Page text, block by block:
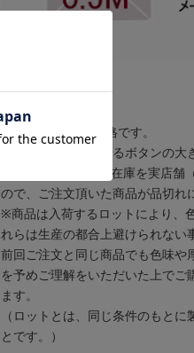
※価格は10cmの価格です。
写真内で使われているボタンの大
※当店、一部商品の在庫を実店
ので、ご注文頂いた商品が品切れ
※商品は入荷するロットにより、
れらは生産の都合上避けられない
前回ご注文と同じ商品でも色味や
を予めご理解をいただいた上で
ます。
（ロットとは、同じ条件のもと
とです。）